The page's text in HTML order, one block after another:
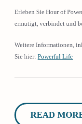
Erleben Sie Hour of
ermutigt, verbindet und
Weitere Informationen,
Sie hier: Powerful Life
READ